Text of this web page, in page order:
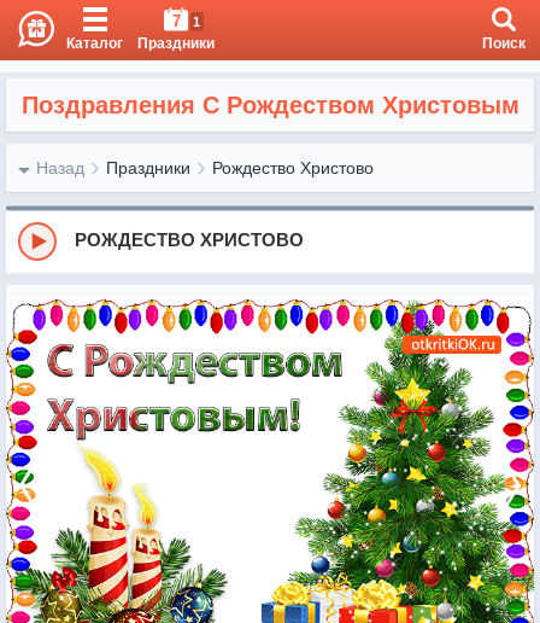
Каталог
7 1
Праздники Поиск
Поздравления С Рождеством Христовым
Назад Праздники Рождество Христово
РОЖДЕСТВО ХРИСТОВО